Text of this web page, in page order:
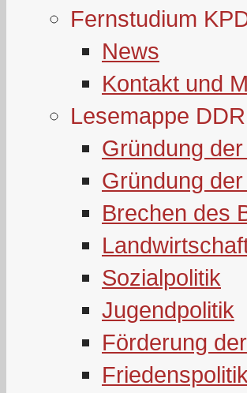
Fernstudium
News
Kontakt und
Lesemappe DDR
Gründung
Gründung
Brechen des
Sozialpolitik
Jugendpolitik
Förderung
Friedenspolitik